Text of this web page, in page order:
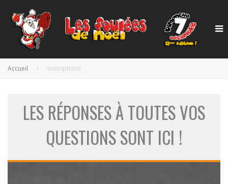
Accueil Inscriptions
LES RÉPONSES À TOUTES VOS
QUESTIONS SONT ICI !